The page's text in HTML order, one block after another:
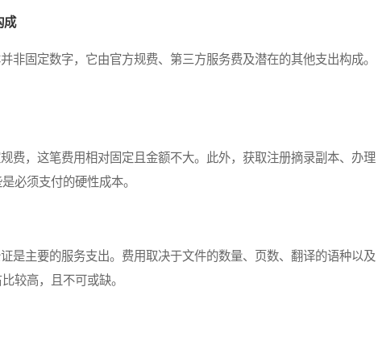
成
固定数字，它由官方规费、第三方服务费及潜在的其他支出构成。
，这笔费用相对固定且金额不大。此外，获取注册摘录副本、办理
必须支付的硬性成本。
主要的服务支出。费用取决于文件的数量、页数、翻译的语种以及
较高，且不可或缺。